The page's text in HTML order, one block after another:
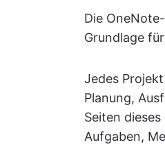
Die
Grundlage für
Jedes
Planung,
Seiten
Aufgaben,